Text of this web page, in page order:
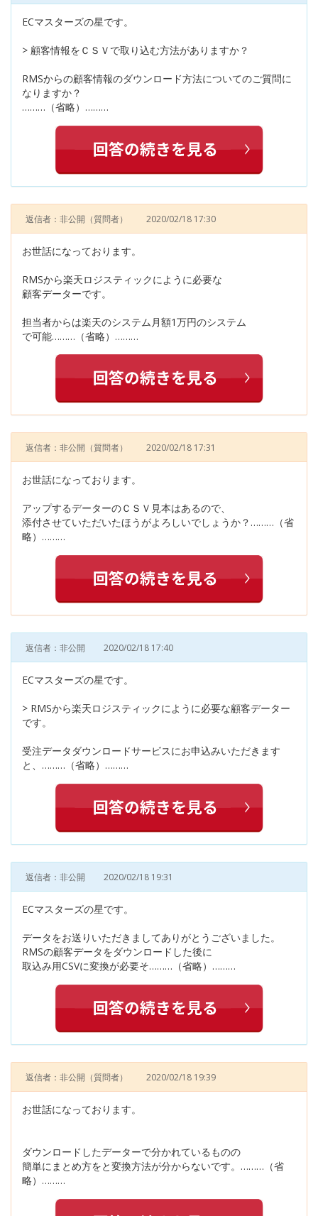
ECマスターズの星です。
> 顧客情報をＣＳＶで取り込む方法がありますか？
RMSからの顧客情報のダウンロード方法についてのご質問に
なりますか？
………（省略）………
返信者：非公開 （質問者） 2020/02/18 17:30
お世話になっております。
RMSから楽天ロジスティックにように必要な
顧客データーです。
担当者からは楽天のシステム月額1万円のシステム
で可能………（省略）………
返信者：非公開 （質問者） 2020/02/18 17:31
お世話になっております。
アップするデーターのＣＳＶ見本はあるので、
添付させていただいたほうがよろしいでしょうか？………（省
略）………
返信者：非公開 2020/02/18 17:40
ECマスターズの星です。
> RMSから楽天ロジスティックにように必要な顧客データー
です。
受注データダウンロードサービスにお申込みいただきます
と、………（省略）………
返信者：非公開 2020/02/18 19:31
ECマスターズの星です。
データをお送りいただきましてありがとうございました。
RMSの顧客データをダウンロードした後に
取込み用CSVに変換が必要そ………（省略）………
返信者：非公開 （質問者） 2020/02/18 19:39
お世話になっております。
ダウンロードしたデーターで分かれているものの
簡単にまとめ方をと変換方法が分からないです。………（省
略）………